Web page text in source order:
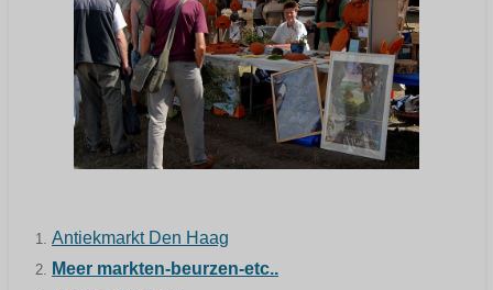
Antiekmarkt Den Haag
Meer markten-beurzen-etc..